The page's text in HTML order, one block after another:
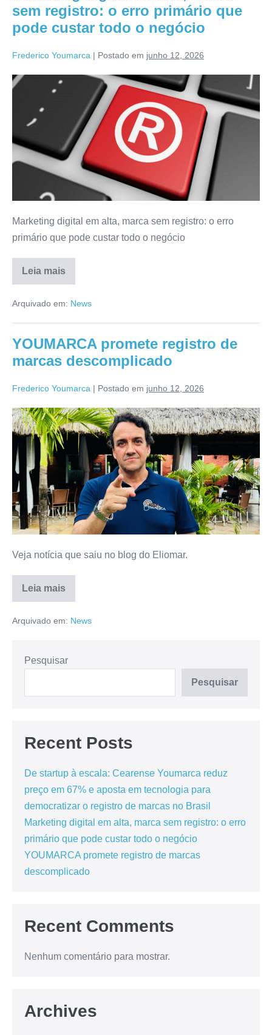
sem registro: o erro primário que
pode custar todo o negócio
Frederico Youmarca | Postado em junho 12, 2026
Marketing digital em alta, marca sem registro: o erro
primário que pode custar todo o negócio
Leia mais
Arquivado em: News
YOUMARCA promete registro de
marcas descomplicado
Frederico Youmarca | Postado em junho 12, 2026
Veja notícia que saiu no blog do Eliomar.
Leia mais
Arquivado em: News
Pesquisar
Pesquisar
Recent Posts
De startup à escala: Cearense Youmarca reduz
preço em 67% e aposta em tecnologia para
democratizar o registro de marcas no Brasil
Marketing digital em alta, marca sem registro: o erro
primário que pode custar todo o negócio
YOUMARCA promete registro de marcas
descomplicado
Recent Comments
Nenhum comentário para mostrar.
Archives